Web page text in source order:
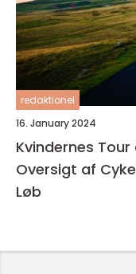
redaktionel
16. January 2024
Kvindernes
Oversigt af
Løb